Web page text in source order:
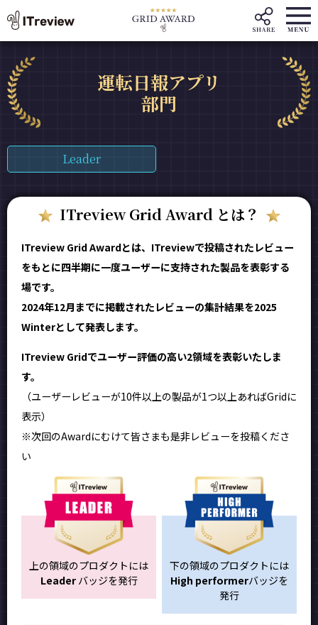
運転日報アプリ
部門
Leader
ITreview Grid Award とは？
ITreview Grid Awardとは、ITreviewで投稿されたレビュー
をもとに四半期に一度ユーザーに支持された製品を表彰する
場です。
2024年12月までに掲載されたレビューの集計結果を2025
Winterとして発表します。
ITreview Gridでユーザー評価の高い2領域を表彰いたしま
す。
（ユーザーレビューが10件以上の製品が1つ以上あればGridに
表示）
※次回のAwardにむけて皆さまも是非レビューを投稿くださ
い
上の領域のプロダクトには
Leaderバッジを発行
下の領域のプロダクトには
High performerバッジを
発行